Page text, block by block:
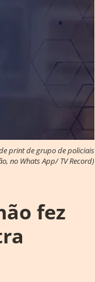
print de grupo de policiais
no Whats App/ TV Record)
fez